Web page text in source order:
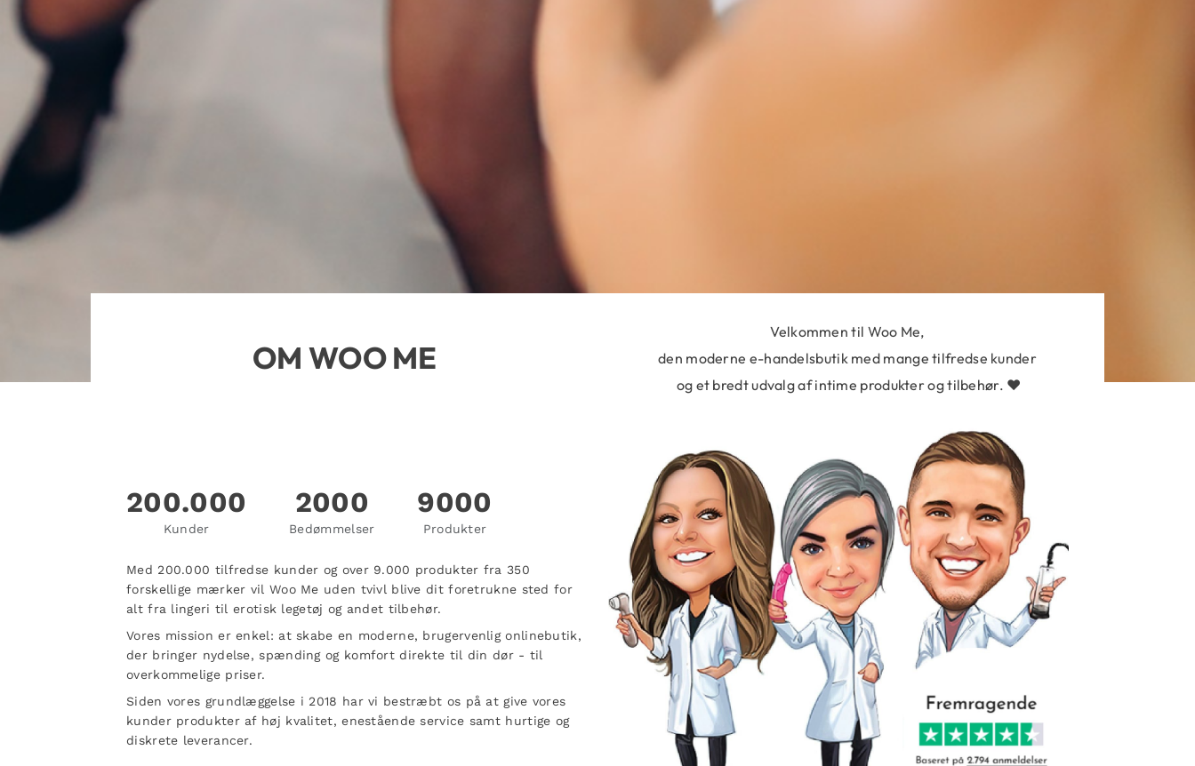
OM WOO ME
Velkommen til Woo Me,
den moderne e-handelsbutik med mange tilfredse kunder
og et bredt udvalg af intime produkter og tilbehør. ❤️
200.000
Kunder
2000
Bedømmelser
9000
Produkter
Med 200.000 tilfredse kunder og over 9.000 produkter fra 350
forskellige mærker vil Woo Me uden tvivl blive dit foretrukne sted for
alt fra lingeri til erotisk legetøj og andet tilbehør.
Vores mission er enkel: at skabe en moderne, brugervenlig onlinebutik,
der bringer nydelse, spænding og komfort direkte til din dør - til
overkommelige priser.
Siden vores grundlæggelse i 2018 har vi bestræbt os på at give vores
kunder produkter af høj kvalitet, enestående service samt hurtige og
diskrete leverancer.